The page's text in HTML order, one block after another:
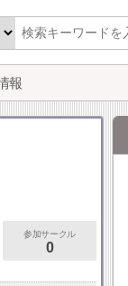
報
参加サークル
0